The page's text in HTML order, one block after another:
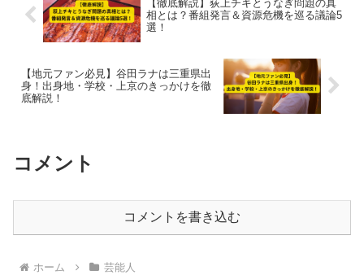
【徹底解説】荻上チキとうなぎ問題の真
相とは？番組発言＆資源危機を巡る議論5
選！
【地元ファン必見】谷田ラナは三重県出
身！出身地・学校・上京のきっかけを徹
底解説！
コメント
コメントを書き込む
ホーム 芸能人